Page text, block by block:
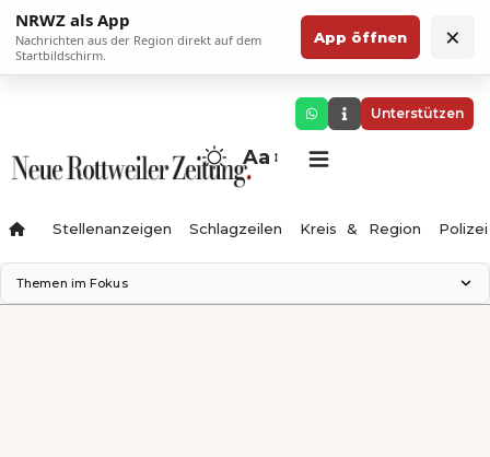
NRWZ als App
Nachrichten aus der Region direkt auf dem
Startbildschirm.
App öffnen ×
Unterstützen
Aa
Stellenanzeigen Schlagzeilen Kreis & Region Polizei
Themen im Fokus